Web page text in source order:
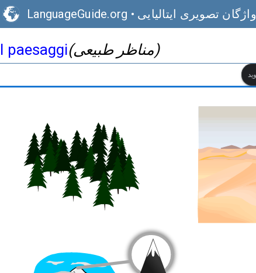
LanguageGuide.org • واژگان تصویری ایتالیایی
I paesaggi (مناظر طبیعی)